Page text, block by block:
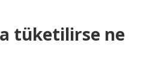
tüketilirse ne